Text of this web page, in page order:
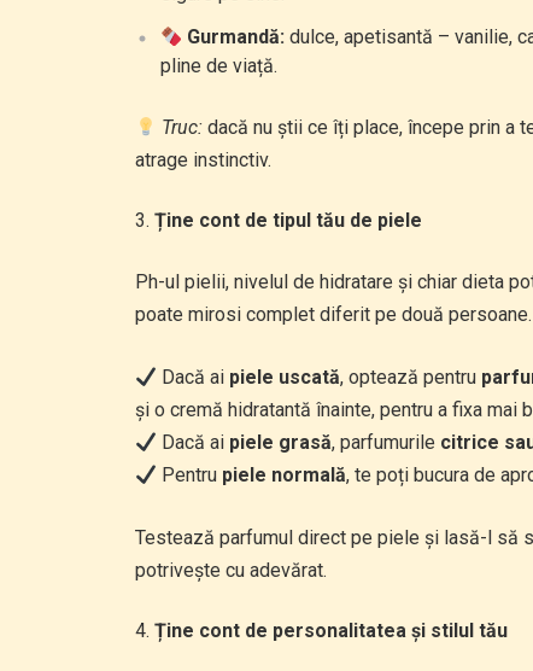
Gurmandă: dulce, apetisantă – vanilie,
pline de viață.
Truc: dacă nu știi ce îți place, începe prin a
atrage instinctiv.
Ține cont de tipul tău de piele
Ph-ul pielii, nivelul de hidratare și chiar dieta
poate mirosi complet diferit pe două persoane.
Dacă ai piele uscată, optează pentru
și o cremă hidratantă înainte, pentru a fixa mai
Dacă ai piele grasă, parfumurile citrice
Pentru piele normală, te poți bucura de
Testează parfumul direct pe piele și lasă-l să
potrivește cu adevărat.
Ține cont de personalitatea și stilul tău